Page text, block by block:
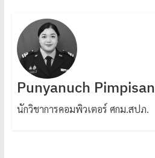
Punyanuch Pimpisan
นักวิชาการคอมพิวเตอร์ ศกม.สปภ.